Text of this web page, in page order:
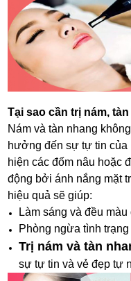
Tại sao cần trị nám,
Nám và tàn nhang
hưởng đến sự tự tin của
hiện các đốm nâu hoặc
động bởi ánh nắng mặt
hiệu quả sẽ giúp:
Làm sáng và đều màu
Phòng ngừa tình
Trị nám và tàn
sự tự tin và vẻ đẹp tự